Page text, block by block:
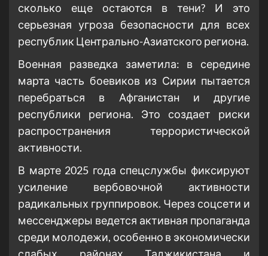
сколько еще остаются в тени? И это
серьезная угроза безопасности для всех
республик Центрально-Азиатского региона.
Военная разведка заметила: в середине
марта часть боевиков из Сирии пытается
перебраться в Афганистан и другие
республики региона. Это создает риски
распространения террористической
активности.
В марте 2025 года спецслужбы фиксируют
усиление вербовочной активности
радикальных группировок. Через соцсети и
мессенджеры ведется активная пропаганда
среди молодежи, особенно в экономически